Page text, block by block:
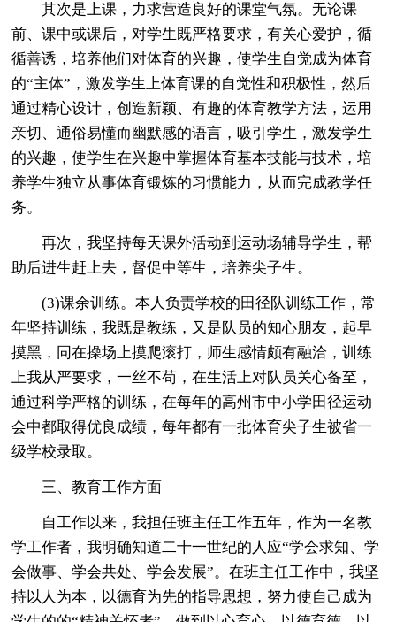
其次是上课，力求营造良好的课堂气氛。无论课
前、课中或课后，对学生既严格要求，有关心爱护，循
循善诱，培养他们对体育的兴趣，使学生自觉成为体育
的“主体”，激发学生上体育课的自觉性和积极性，然后
通过精心设计，创造新颖、有趣的体育教学方法，运用
亲切、通俗易懂而幽默感的语言，吸引学生，激发学生
的兴趣，使学生在兴趣中掌握体育基本技能与技术，培
养学生独立从事体育锻炼的习惯能力，从而完成教学任
务。
再次，我坚持每天课外活动到运动场辅导学生，帮
助后进生赶上去，督促中等生，培养尖子生。
(3)课余训练。本人负责学校的田径队训练工作，常
年坚持训练，我既是教练，又是队员的知心朋友，起早
摸黑，同在操场上摸爬滚打，师生感情颇有融洽，训练
上我从严要求，一丝不苟，在生活上对队员关心备至，
通过科学严格的训练，在每年的高州市中小学田径运动
会中都取得优良成绩，每年都有一批体育尖子生被省一
级学校录取。
三、教育工作方面
自工作以来，我担任班主任工作五年，作为一名教
学工作者，我明确知道二十一世纪的人应“学会求知、学
会做事、学会共处、学会发展”。在班主任工作中，我坚
持以人为本，以德育为先的指导思想，努力使自己成为